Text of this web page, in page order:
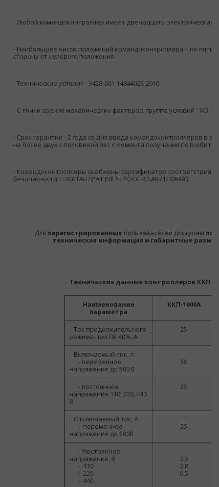
- Любой командоконтроллер имеет двенадцать электрических
- Наибольшее число положений командоконтроллера – по пять
сторону от нулевого положения.
- Технические условия - 3458-001-14844026-2010.
- С точки зрения механических факторов, группа условий - М3.
- Срок гарантии - 2 года со дня ввода командоконтроллеров в
не более двух с половиной лет с момента получения
- Командоконтроллеры снабжены сертификатом соответствия
безопасности: ГОССТАНДРАТ РФ № РОСС RU.AB71.B06993.
Для зарегистрированных пользователей доступны
техническая информация и габаритные
Технические данные контроллеров ККП
Наименование
параметра
ККП-1000А
Ток продолжительного
режима при ПВ 40%, А
25
Включаемый ток, А:
- переменное
напряжение до 500 В
50
- постоянное
напряжение 110, 220, 440
В
25
Отключаемый ток, А:
- переменное
напряжение до 500В
25
- постоянное
напряжение, В
- 110
- 220
- 440
2,5
2,0
0,5